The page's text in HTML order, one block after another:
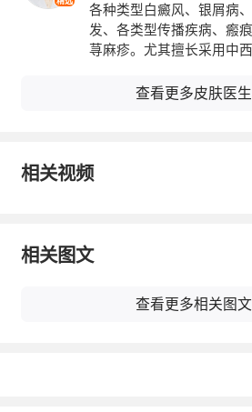
药，将为更多的中国银屑病
剂已经开始被列入大病医保
由中国初级卫生保健基金会
的银屑病患者免费提供由艾
各种类型白癜风、银屑病
发、各类型传播疾病、瘢
荨麻疹。尤其擅长采用中
查看更多皮肤医生
相关视频
相关图文
查看更多相关图文